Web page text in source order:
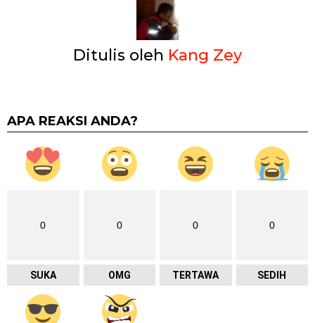
Ditulis oleh Kang Zey
APA REAKSI ANDA?
0
SUKA
0
OMG
0
TERTAWA
0
SEDIH